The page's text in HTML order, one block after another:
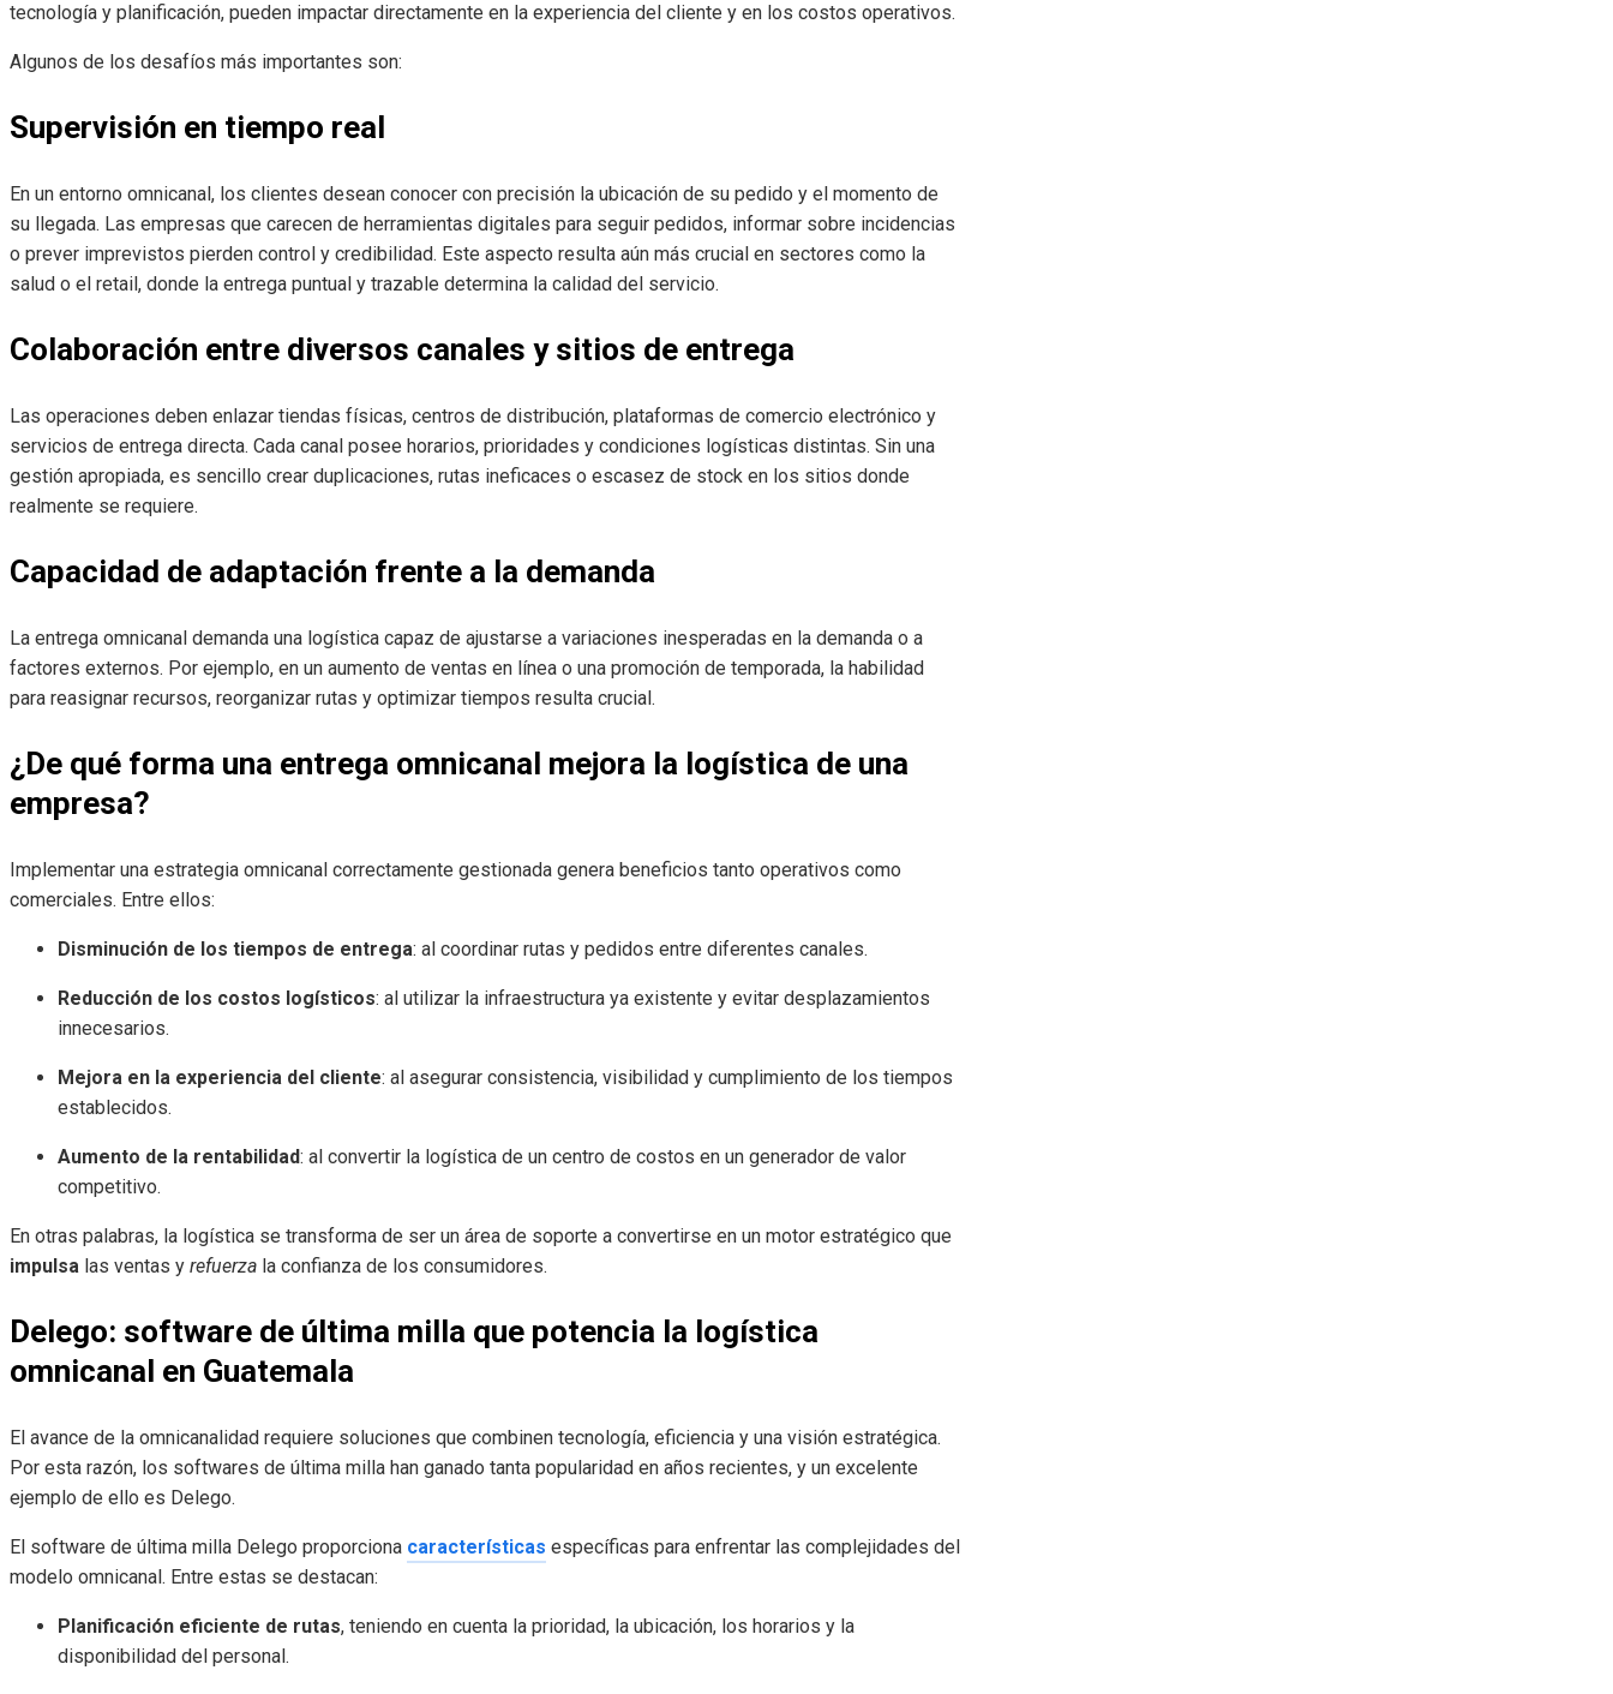
tecnología y planificación, pueden impactar directamente en la experiencia del cliente y en los costos operativos.
Algunos de los desafíos más importantes son:
Supervisión en tiempo real
En un entorno omnicanal, los clientes desean conocer con precisión la ubicación de su pedido y el momento de
su llegada. Las empresas que carecen de herramientas digitales para seguir pedidos, informar sobre incidencias
o prever imprevistos pierden control y credibilidad. Este aspecto resulta aún más crucial en sectores como la
salud o el retail, donde la entrega puntual y trazable determina la calidad del servicio.
Colaboración entre diversos canales y sitios de entrega
Las operaciones deben enlazar tiendas físicas, centros de distribución, plataformas de comercio electrónico y
servicios de entrega directa. Cada canal posee horarios, prioridades y condiciones logísticas distintas. Sin una
gestión apropiada, es sencillo crear duplicaciones, rutas ineficaces o escasez de stock en los sitios donde
realmente se requiere.
Capacidad de adaptación frente a la demanda
La entrega omnicanal demanda una logística capaz de ajustarse a variaciones inesperadas en la demanda o a
factores externos. Por ejemplo, en un aumento de ventas en línea o una promoción de temporada, la habilidad
para reasignar recursos, reorganizar rutas y optimizar tiempos resulta crucial.
¿De qué forma una entrega omnicanal mejora la logística de una
empresa?
Implementar una estrategia omnicanal correctamente gestionada genera beneficios tanto operativos como
comerciales. Entre ellos:
Disminución de los tiempos de entrega: al coordinar rutas y pedidos entre diferentes canales.
Reducción de los costos logísticos: al utilizar la infraestructura ya existente y evitar desplazamientos
innecesarios.
Mejora en la experiencia del cliente: al asegurar consistencia, visibilidad y cumplimiento de los tiempos
establecidos.
Aumento de la rentabilidad: al convertir la logística de un centro de costos en un generador de valor
competitivo.
En otras palabras, la logística se transforma de ser un área de soporte a convertirse en un motor estratégico que
impulsa las ventas y refuerza la confianza de los consumidores.
Delego: software de última milla que potencia la logística
omnicanal en Guatemala
El avance de la omnicanalidad requiere soluciones que combinen tecnología, eficiencia y una visión estratégica.
Por esta razón, los softwares de última milla han ganado tanta popularidad en años recientes, y un excelente
ejemplo de ello es Delego.
El software de última milla Delego proporciona características específicas para enfrentar las complejidades del
modelo omnicanal. Entre estas se destacan:
Planificación eficiente de rutas, teniendo en cuenta la prioridad, la ubicación, los horarios y la
disponibilidad del personal.